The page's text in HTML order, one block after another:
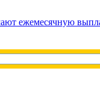
ежемесячную